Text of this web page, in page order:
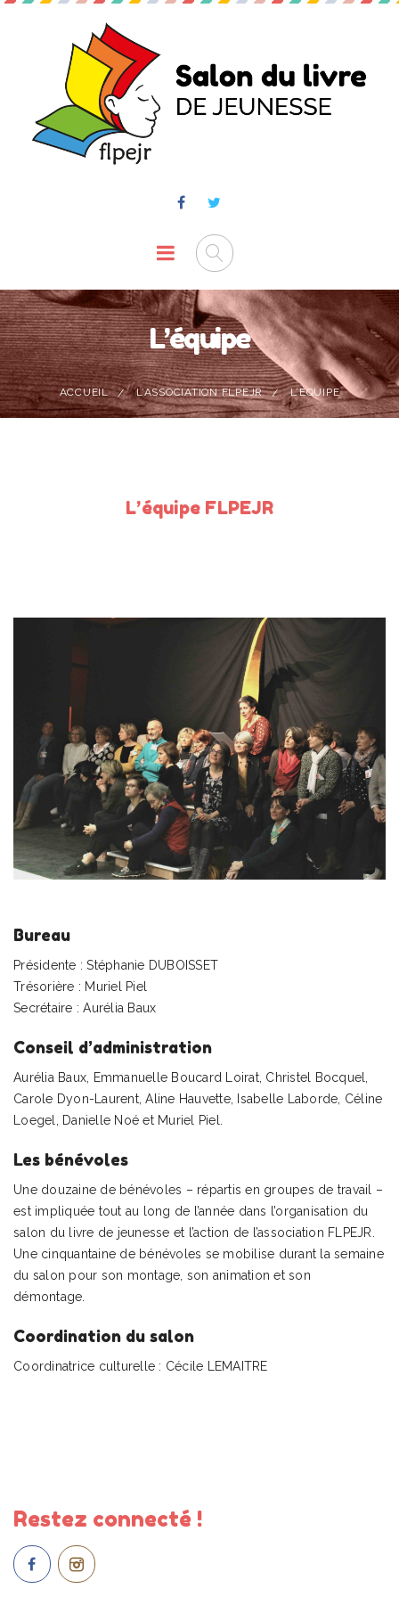
L’équipe
ACCUEIL L’ASSOCIATION FLPEJR L’ÉQUIPE
L’équipe FLPEJR
Bureau
Présidente : Stéphanie DUBOISSET
Trésorière : Muriel Piel
Secrétaire : Aurélia Baux
Conseil d’administration
Aurélia Baux, Emmanuelle Boucard Loirat, Christel Bocquel,
Carole Dyon-Laurent, Aline Hauvette, Isabelle Laborde, Céline
Loegel, Danielle Noé et Muriel Piel.
Les bénévoles
Une douzaine de bénévoles – répartis en groupes de travail –
est impliquée tout au long de l’année dans l’organisation du
salon du livre de jeunesse et l’action de l’association FLPEJR.
Une cinquantaine de bénévoles se mobilise durant la semaine
du salon pour son montage, son animation et son
démontage.
Coordination du salon
Coordinatrice culturelle : Cécile LEMAITRE
Restez connecté !